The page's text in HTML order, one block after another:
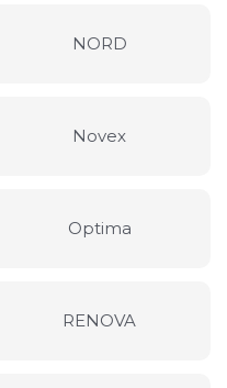
NORD
Novex
Optima
RENOVA